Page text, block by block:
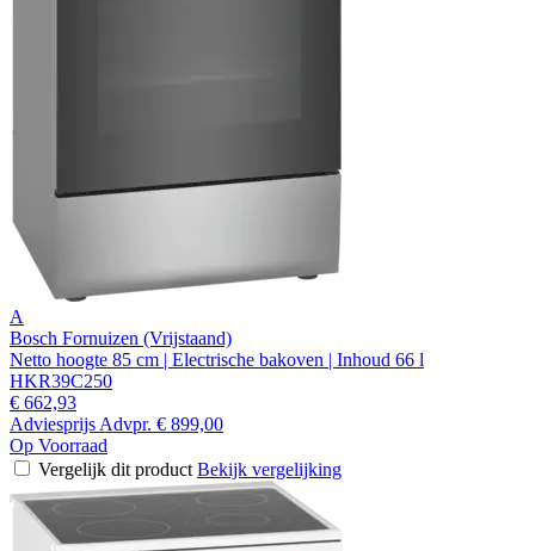
A
Bosch Fornuizen (Vrijstaand)
Netto hoogte 85 cm | Electrische bakoven | Inhoud 66 l
HKR39C250
€ 662,93
Adviesprijs Advpr. € 899,00
Op Voorraad
Vergelijk dit product Bekijk vergelijking